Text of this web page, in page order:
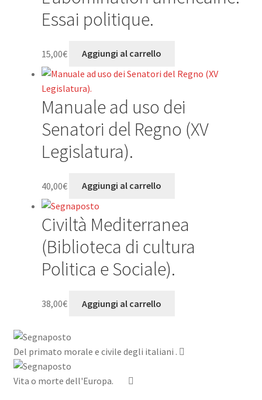
Essai politique.
15,00€ Aggiungi al carrello
Manuale ad uso dei
Senatori del Regno (XV
Legislatura).
40,00€ Aggiungi al carrello
Civiltà Mediterranea
(Biblioteca di cultura
Politica e Sociale).
38,00€ Aggiungi al carrello
Del primato morale e civile degli italiani .
Vita o morte dell'Europa.